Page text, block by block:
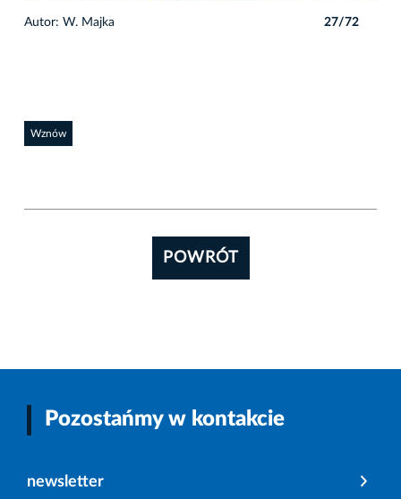
Autor: W. Majka 27/72
Wznów
POWRÓT
Pozostańmy w kontakcie
newsletter